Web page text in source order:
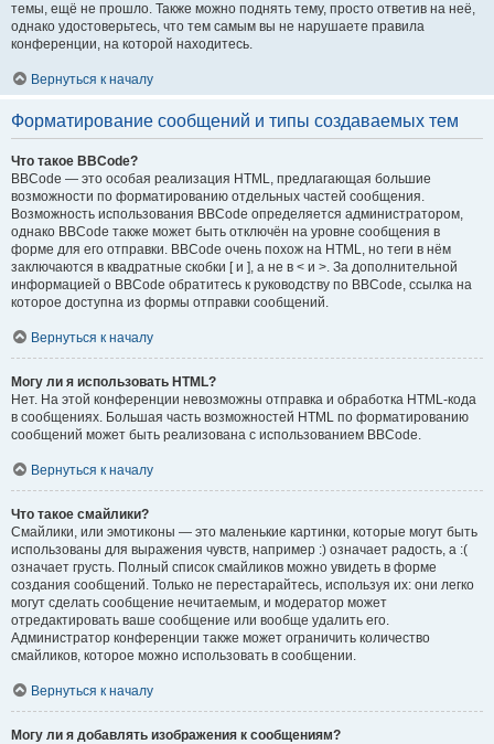
темы, ещё не прошло. Также можно поднять тему, просто ответив на неё,
однако удостоверьтесь, что тем самым вы не нарушаете правила
конференции, на которой находитесь.
Вернуться к началу
Форматирование сообщений и типы создаваемых тем
Что такое BBCode?
BBCode — это особая реализация HTML, предлагающая большие
возможности по форматированию отдельных частей сообщения.
Возможность использования BBCode определяется администратором,
однако BBCode также может быть отключён на уровне сообщения в
форме для его отправки. BBCode очень похож на HTML, но теги в нём
заключаются в квадратные скобки [ и ], а не в < и >. За дополнительной
информацией о BBCode обратитесь к руководству по BBCode, ссылка на
которое доступна из формы отправки сообщений.
Вернуться к началу
Могу ли я использовать HTML?
Нет. На этой конференции невозможны отправка и обработка HTML-кода
в сообщениях. Большая часть возможностей HTML по форматированию
сообщений может быть реализована с использованием BBCode.
Вернуться к началу
Что такое смайлики?
Смайлики, или эмотиконы — это маленькие картинки, которые могут быть
использованы для выражения чувств, например :) означает радость, а :(
означает грусть. Полный список смайликов можно увидеть в форме
создания сообщений. Только не перестарайтесь, используя их: они легко
могут сделать сообщение нечитаемым, и модератор может
отредактировать ваше сообщение или вообще удалить его.
Администратор конференции также может ограничить количество
смайликов, которое можно использовать в сообщении.
Вернуться к началу
Могу ли я добавлять изображения к сообщениям?